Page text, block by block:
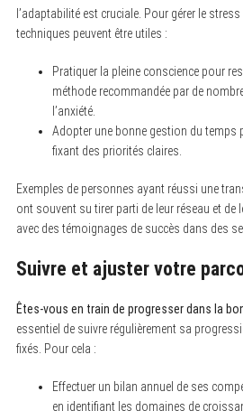
l’adaptabilité est cruciale. Pour gérer le
techniques peuvent être utiles :
Pratiquer la pleine conscience pour
méthode recommandée par de
l’anxiété.
Adopter une bonne gestion du temps
fixant des priorités claires.
Exemples de personnes ayant réussi une
ont souvent su tirer parti de leur réseau et de
avec des témoignages de succès dans des
Suivre et ajuster votre
Êtes-vous en train de progresser dans la
essentiel de suivre régulièrement sa
fixés. Pour cela :
Effectuer un bilan annuel de ses
en identifiant les domaines de